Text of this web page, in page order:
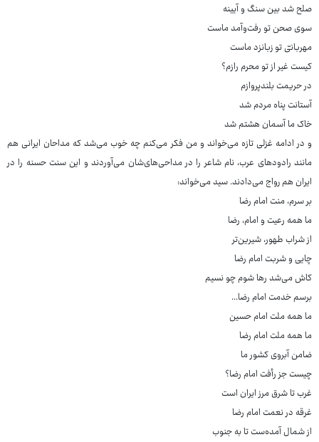
صلح شد بین سنگ و آیینه
سوی صحن تو رفت‌وآمد ماست
مهربانیّ تو زبانزد ماست
کیست غیر از تو محرم رازم؟
در حریمت بلندپروازم
آستانت پناه مردم شد
خاک ما آسمان هشتم شد
و در ادامه غزلی تازه می‌خواند و من فکر می‌کنم چه خوب می‌شد که مداحان ایرانی هم
مانند رادودهای عرب، نام شاعر را در مداحی‌های‌شان می‌آوردند و این سنت حسنه را در
ایران هم رواج می‌دادند. سید می‌خواند:
بر سرم، منت امام رضا
ما همه رعیت و امام، رضا
از شراب طهور، شیرین‌تر
چایی و شربت امام رضا
کاش می‌شد رها شوم چو نسیم
برسم خدمت امام رضا...
ما همه ملت امام حسین
ما همه ملت امام رضا
ضامن آبروی کشور ما
چیست جز رأفت امام رضا؟
غرب تا شرق مرز ایران است
غرقه در نعمت امام رضا
از شمال آمده‌ست تا به جنوب